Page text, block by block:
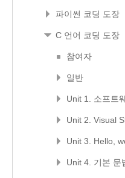
파이썬 코딩 도장
C 언어 코딩 도장
참여자
일반
Unit 1. 소프트
Unit 2. Visual
Unit 3. Hello,
Unit 4. 기본 문